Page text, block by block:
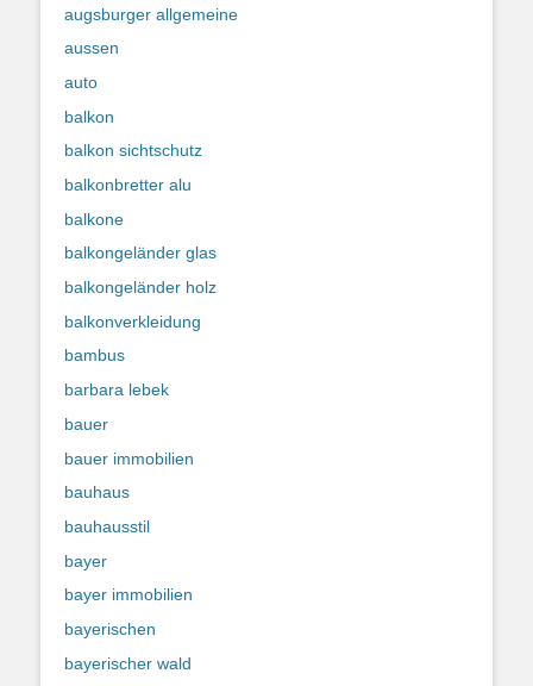
augsburger allgemeine
aussen
auto
balkon
balkon sichtschutz
balkonbretter alu
balkone
balkongeländer glas
balkongeländer holz
balkonverkleidung
bambus
barbara lebek
bauer
bauer immobilien
bauhaus
bauhausstil
bayer
bayer immobilien
bayerischen
bayerischer wald